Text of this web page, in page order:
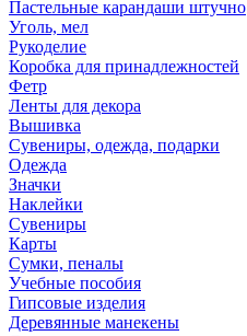
Пастельные карандаши штучно
Уголь, мел
Рукоделие
Коробка для принадлежностей
Фетр
Ленты для декора
Вышивка
Сувениры, одежда, подарки
Одежда
Значки
Наклейки
Сувениры
Карты
Сумки, пеналы
Учебные пособия
Гипсовые изделия
Деревянные манекены